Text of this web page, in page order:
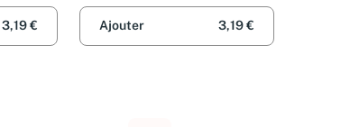
3,19 € Ajouter 3,19 €